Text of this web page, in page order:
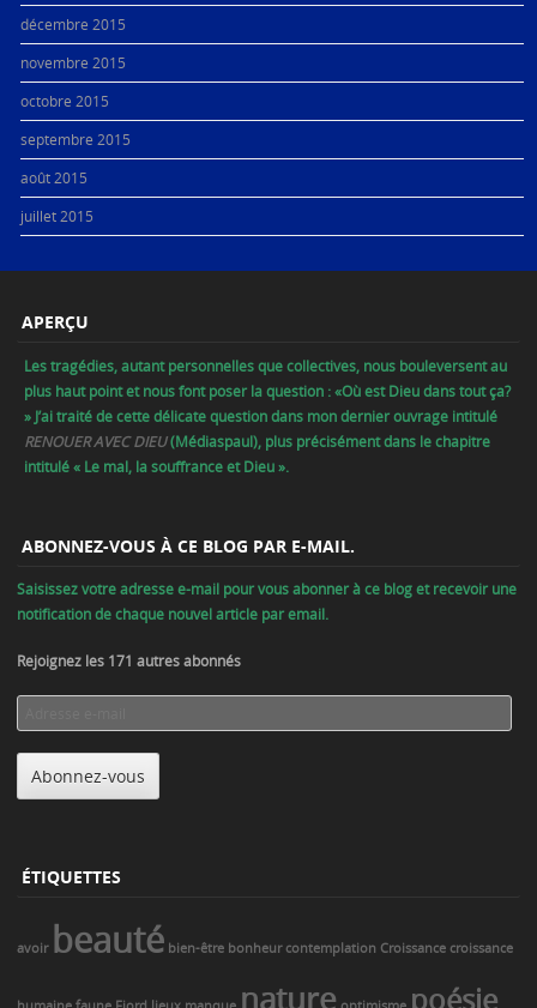
décembre 2015
novembre 2015
octobre 2015
septembre 2015
août 2015
juillet 2015
APERÇU
Les tragédies, autant personnelles que collectives, nous bouleversent au
plus haut point et nous font poser la question : «Où est Dieu dans tout ça?
» J’ai traité de cette délicate question dans mon dernier ouvrage intitulé
RENOUER AVEC DIEU(Médiaspaul), plus précisément dans le chapitre
intitulé « Le mal, la souffrance et Dieu ».
ABONNEZ-VOUS À CE BLOG PAR E-MAIL.
Saisissez votre adresse e-mail pour vous abonner à ce blog et recevoir une
notification de chaque nouvel article par email.
Rejoignez les 171 autres abonnés
e-
mail
Abonnez-vous
ÉTIQUETTES
avoir beauté bien-être bonheur contemplation Croissance croissance
nature poésie